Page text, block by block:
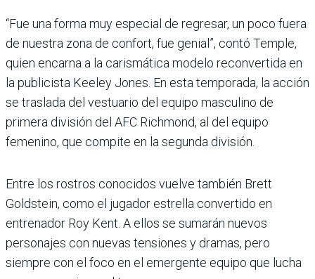
“Fue una forma muy especial de regresar, un poco fuera
de nuestra zona de confort, fue genial”, contó Temple,
quien encarna a la carismática modelo reconvertida en
la publicista Keeley Jones. En esta temporada, la acción
se traslada del vestuario del equipo masculino de
primera división del AFC Richmond, al del equipo
femenino, que compite en la segunda división.
Entre los rostros conocidos vuelve también Brett
Goldstein, como el jugador estrella convertido en
entrenador Roy Kent. A ellos se sumarán nuevos
personajes con nuevas tensiones y dramas, pero
siempre con el foco en el emergente equipo que lucha